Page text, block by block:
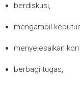
berdiskusi,
mengambil
menyelesaikan
berbagi tugas,